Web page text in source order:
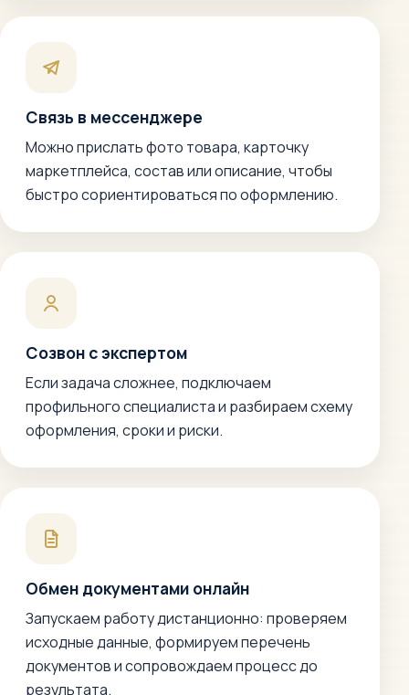
Связь в мессенджере
Можно прислать фото товара, карточку
маркетплейса, состав или описание, чтобы
быстро сориентироваться по оформлению.
Созвон с экспертом
Если задача сложнее, подключаем
профильного специалиста и разбираем схему
оформления, сроки и риски.
Обмен документами онлайн
Запускаем работу дистанционно: проверяем
исходные данные, формируем перечень
документов и сопровождаем процесс до
результата.